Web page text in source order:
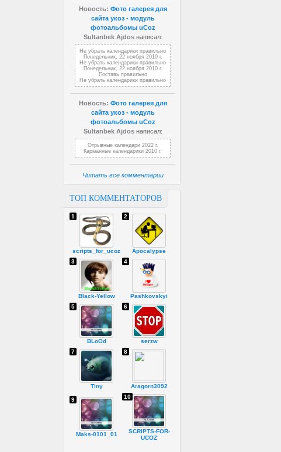
Новость: Фото галерея для
сайта укоз - модуль
фотоальбомы uCoz
Sultanbek Ajdosнаписал:
Не убрать календарики правильно
Понедельник, 22 ноября 2010 г.
Не убрать календарики правильно
Понедельник, 22 ноября 2010 г.
Поставь правильно
Не убрать календарики правильно
Новость: Фото галерея для
сайта укоз - модуль
фотоальбомы uCoz
Sultanbek Ajdosнаписал:
Отрывные календари 2022 г.
Карманные календарики 2010 г.
Читать все комментарии
ТОП КОММЕНТАТОРОВ
scripts_for_ucoz
1
Apocalypse
2
Black-Yellow
3
Pashkovskyi
4
BLoOd
5
serzw
6
Tiny
7
Aragorn3092
8
Maks-0101_01
9
SCRIPTS-FOR-
UCOZ
10